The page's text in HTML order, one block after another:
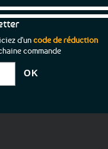
d'uncode de réduction
commande